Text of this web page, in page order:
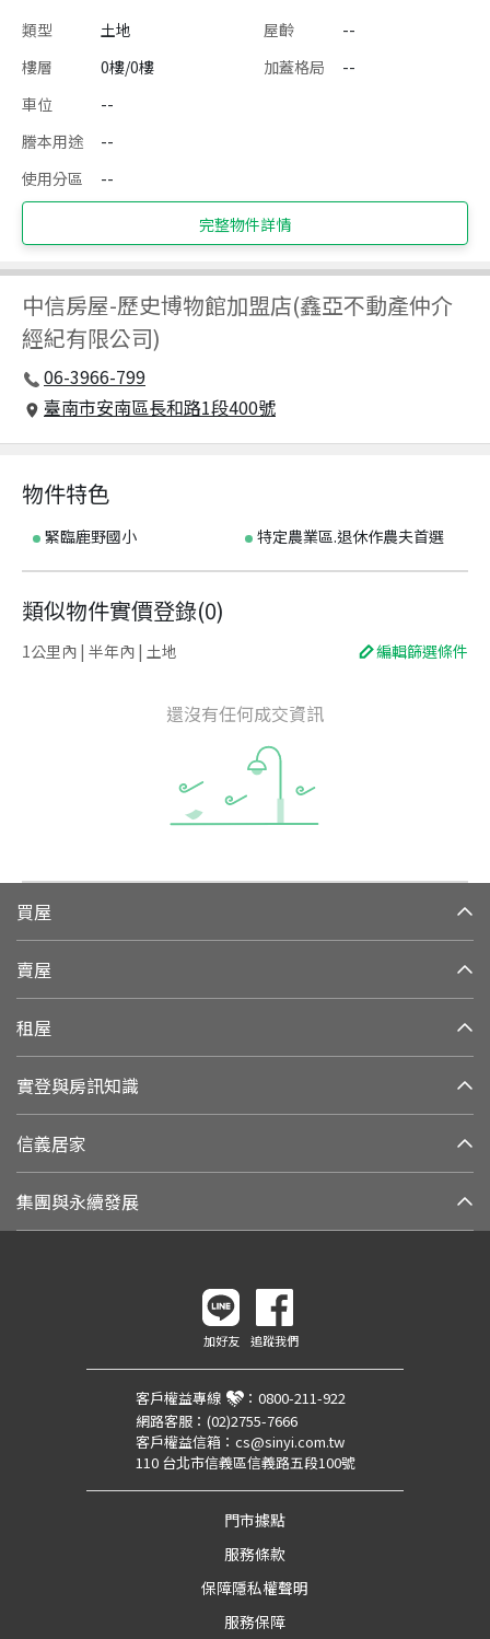
類型 土地 屋齡
--
樓層
0樓/0樓 加蓋格局
--
車位
--
謄本用途
--
使用分區
--
完整物件詳情
中信房屋-歷史博物館加盟店(鑫亞不動產仲介
經紀有限公司)
06-3966-799
臺南市安南區長和路1段400號
物件特色
緊臨鹿野國小 特定農業區.退休作農夫首選
類似物件實價登錄(0)
1公里內 | 半年內 | 土地 編輯篩選條件
還沒有任何成交資訊
買屋
賣屋
租屋
實登與房訊知識
信義居家
集團與永續發展
加好友 追蹤我們
客戶權益專線 ： 0800-211-922
網路客服： (02)2755-7666
客戶權益信箱： cs@sinyi.com.tw
110 台北市信義區信義路五段100號
門市據點
服務條款
保障隱私權聲明
服務保障